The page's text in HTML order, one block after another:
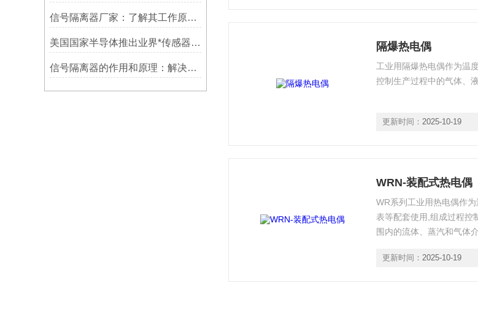
信号隔离器厂家：了解其工作原理，挑选适合的型号
美国国家半导体推出业界*传感器信号链路解决方案
信号隔离器的作用和原理：解决信号干扰问题的有效手段
隔爆热电偶
工业用隔爆热电偶作为温
控制生产过程中的气体、
更新时间： 2025-10-19
WRN-装配式热电偶
WR系列工业用热电偶作
表等配套使用,组成过程
围内的流体、蒸汽和气体
更新时间： 2025-10-19